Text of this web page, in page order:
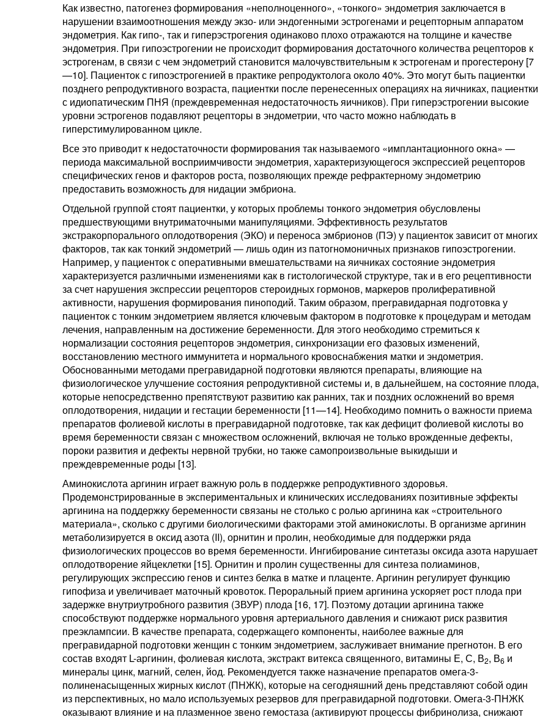
Как известно, патогенез формирования «неполноценного», «тонкого» эндометрия заключается в
нарушении взаимоотношения между экзо- или эндогенными эстрогенами и рецепторным аппаратом
эндометрия. Как гипо-, так и гиперэстрогения одинаково плохо отражаются на толщине и качестве
эндометрия. При гипоэстрогении не происходит формирования достаточного количества рецепторов к
эстрогенам, в связи с чем эндометрий становится малочувствительным к эстрогенам и прогестерону [7
—10]. Пациенток с гипоэстрогенией в практике репродуктолога около 40%. Это могут быть пациентки
позднего репродуктивного возраста, пациентки после перенесенных операциях на яичниках, пациентки
с идиопатическим ПНЯ (преждевременная недостаточность яичников). При гиперэстрогении высокие
уровни эстрогенов подавляют рецепторы в эндометрии, что часто можно наблюдать в
гиперстимулированном цикле.
Все это приводит к недостаточности формирования так называемого «имплантационного окна» —
периода максимальной восприимчивости эндометрия, характеризующегося экспрессией рецепторов
специфических генов и факторов роста, позволяющих прежде рефрактерному эндометрию
предоставить возможность для нидации эмбриона.
Отдельной группой стоят пациентки, у которых проблемы тонкого эндометрия обусловлены
предшествующими внутриматочными манипуляциями. Эффективность результатов
экстракорпорального оплодотворения (ЭКО) и переноса эмбрионов (ПЭ) у пациенток зависит от многих
факторов, так как тонкий эндометрий — лишь один из патогномоничных признаков гипоэстрогении.
Например, у пациенток с оперативными вмешательствами на яичниках состояние эндометрия
характеризуется различными изменениями как в гистологической структуре, так и в его рецептивности
за счет нарушения экспрессии рецепторов стероидных гормонов, маркеров пролиферативной
активности, нарушения формирования пиноподий. Таким образом, прегравидарная подготовка у
пациенток с тонким эндометрием является ключевым фактором в подготовке к процедурам и методам
лечения, направленным на достижение беременности. Для этого необходимо стремиться к
нормализации состояния рецепторов эндометрия, синхронизации его фазовых изменений,
восстановлению местного иммунитета и нормального кровоснабжения матки и эндометрия.
Обоснованными методами прегравидарной подготовки являются препараты, влияющие на
физиологическое улучшение состояния репродуктивной системы и, в дальнейшем, на состояние плода,
которые непосредственно препятствуют развитию как ранних, так и поздних осложнений во время
оплодотворения, нидации и гестации беременности [11—14]. Необходимо помнить о важности приема
препаратов фолиевой кислоты в прегравидарной подготовке, так как дефицит фолиевой кислоты во
время беременности связан с множеством осложнений, включая не только врожденные дефекты,
пороки развития и дефекты нервной трубки, но также самопроизвольные выкидыши и
преждевременные роды [13].
Аминокислота аргинин играет важную роль в поддержке репродуктивного здоровья.
Продемонстрированные в экспериментальных и клинических исследованиях позитивные эффекты
аргинина на поддержку беременности связаны не столько с ролью аргинина как «строительного
материала», сколько с другими биологическими факторами этой аминокислоты. В организме аргинин
метаболизируется в оксид азота (II), орнитин и пролин, необходимые для поддержки ряда
физиологических процессов во время беременности. Ингибирование синтетазы оксида азота нарушает
оплодотворение яйцеклетки [15]. Орнитин и пролин существенны для синтеза полиаминов,
регулирующих экспрессию генов и синтез белка в матке и плаценте. Аргинин регулирует функцию
гипофиза и увеличивает маточный кровоток. Пероральный прием аргинина ускоряет рост плода при
задержке внутриутробного развития (ЗВУР) плода [16, 17]. Поэтому дотации аргинина также
способствуют поддержке нормального уровня артериального давления и снижают риск развития
преэклампсии. В качестве препарата, содержащего компоненты, наиболее важные для
прегравидарной подготовки женщин с тонким эндометрием, заслуживает внимание прегнотон. В его
состав входят L-аргинин, фолиевая кислота, экстракт витекса священного, витамины Е, С, В2, В6 и
минералы цинк, магний, селен, йод. Рекомендуется также назначение препаратов омега-3-
полиненасыщенных жирных кислот (ПНЖК), которые на сегодняшний день представляют собой один
из перспективных, но мало используемых резервов для прегравидарной подготовки. Омега-3-ПНЖК
оказывают влияние и на плазменное звено гемостаза (активируют процессы фибринолиза, снижают